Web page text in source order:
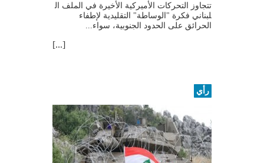
تتجاوز التحركات الأميركية الأخيرة في الملف ال​
لبنان​ي فكرة "الوساطة" التقليدية لإطفاء
الحرائق على الحدود الجنوبية، سواء...
[...]
رأي